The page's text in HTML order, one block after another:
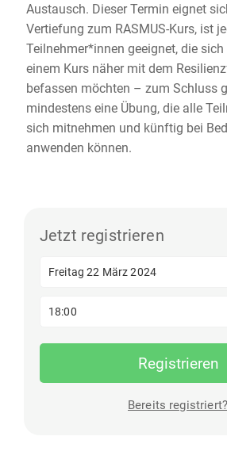
Austausch. Dieser Termin eignet
Vertiefung zum RASMUS-Kurs, ist
Teilnehmer*innen geeignet, die
einem Kurs näher mit dem
befassen möchten – zum Schluss
mindestens eine Übung, die alle
sich mitnehmen und künftig bei
anwenden können.
Jetzt registrieren
Freitag 22 März 2024
18:00
Registrieren
Bereits registriert?